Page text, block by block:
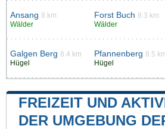
Ansang 8 km
Wälder
Forst Buch 8.3 km
Wälder
Galgen Berg 8.4 km
Hügel
Pfannenberg 8.5
Hügel
FREIZEIT UND
DER UMGEBUNG